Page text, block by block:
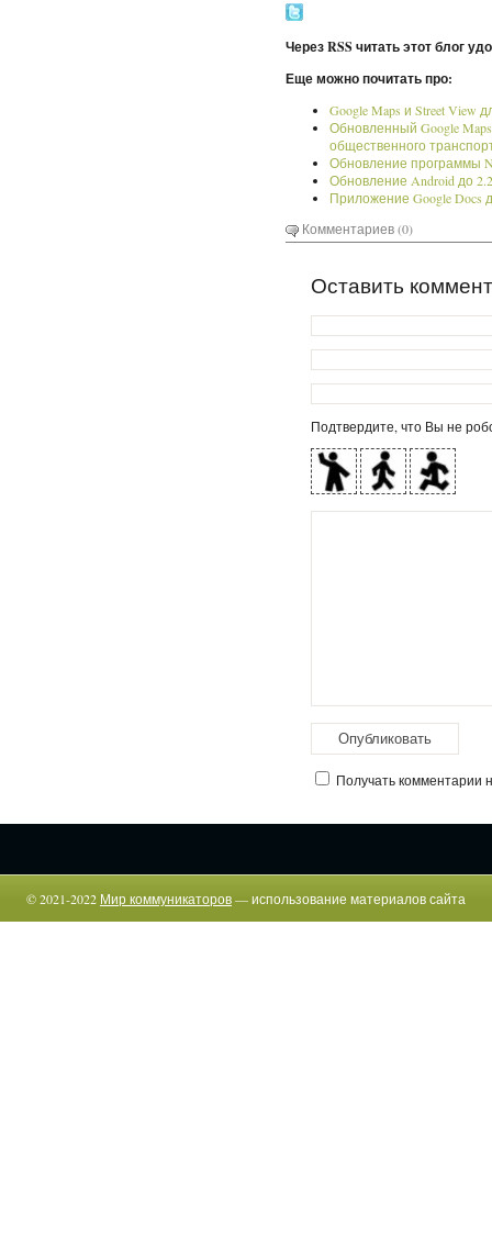
Через RSS читать этот блог
Еще можно почитать про:
Google Maps и Street View
Обновленный Google
общественного
Обновление программы
Обновление Android до 2.2
Приложение Google Docs
Комментариев (0)
Оставить
Подтвердите, что Вы не
Получать комментарии
© 2021-2022 Мир коммуникаторов— использование материалов сайта